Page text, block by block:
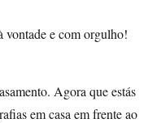
vontade e com orgulho!
Agora que estás
em casa em frente ao